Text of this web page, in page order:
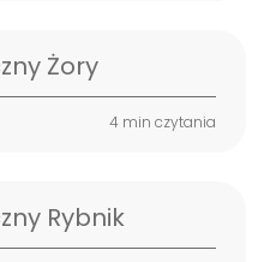
Żory
4 min czytania
Rybnik